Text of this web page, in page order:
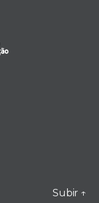
Subir ↑